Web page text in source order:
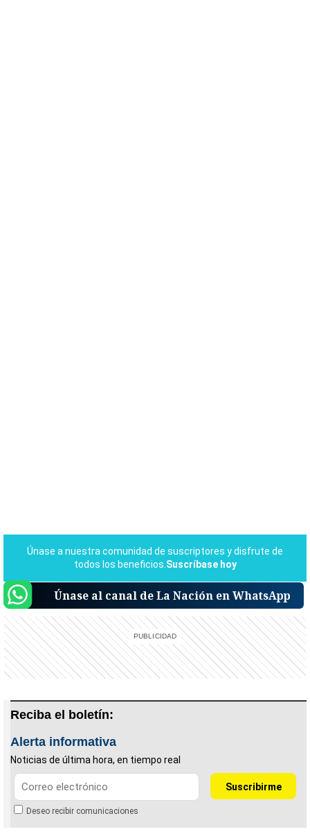
Únase al canal de La Nación en WhatsApp
Reciba el boletín:
Alerta informativa
Noticias de última hora, en tiempo real
Deseo recibir comunicaciones